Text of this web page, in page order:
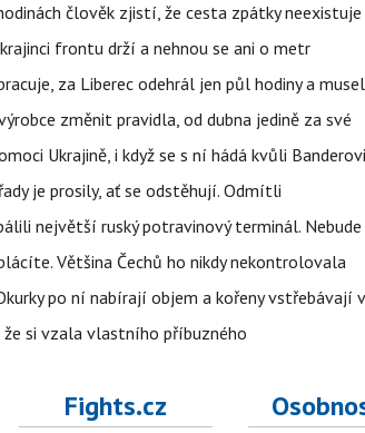
člověk zjistí, že cesta zpátky neexistuje
frontu drží a nehnou se ani o metr
za Liberec odehrál jen půl hodiny a
změnit pravidla, od dubna jedině za své
Ukrajině, i když se s ní hádá kvůli Banderovi
je prosily, ať se odstěhují. Odmítli
největší ruský potravinový terminál.
Většina Čechů ho nikdy nekontrolovala
po ní nabírají objem a kořeny vstřebávají
si vzala vlastního příbuzného
Fights.cz